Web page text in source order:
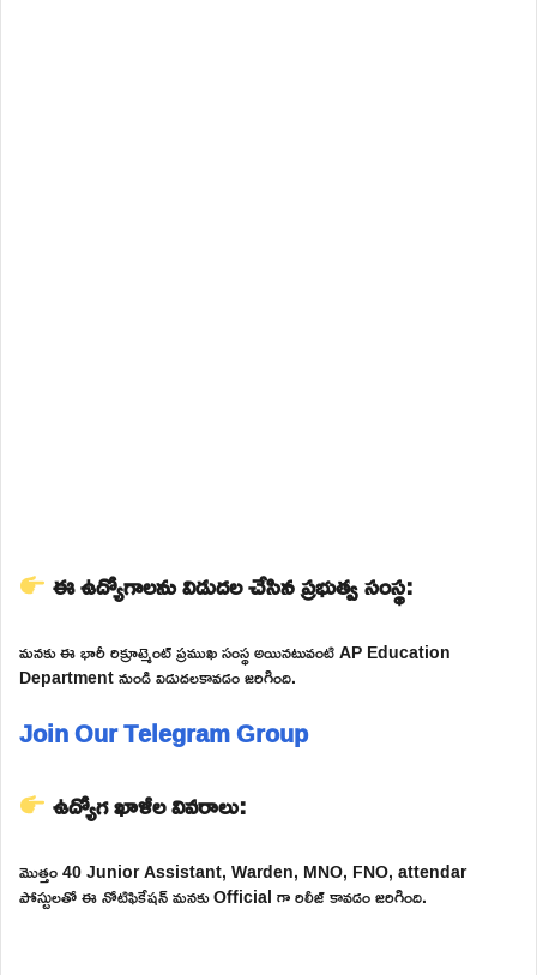
ఈ ఉద్యోగాలను విడుదల చేసిన ప్రభుత్వ సంస్థ:
మనకు ఈ భారీ రిక్రూట్మెంట్ ప్రముఖ సంస్థ అయినటువంటి AP Education
Department నుండి విడుదలకావడం జరిగింది.
Join Our Telegram Group
ఉద్యోగ ఖాళీల వివరాలు:
మొత్తం 40 Junior Assistant, Warden, MNO, FNO, attendar
పోస్టులతో ఈ నోటిఫికేషన్ మనకు Official గా రిలీజ్ కావడం జరిగింది.